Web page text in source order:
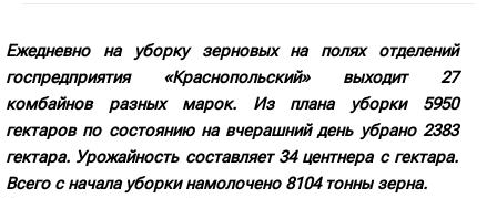
Ежедневно на уборку зерновых на полях отделений
госпредприятия «Краснопольский» выходит 27
комбайнов разных марок. Из плана уборки 5950
гектаров по состоянию на вчерашний день убрано 2383
гектара. Урожайность составляет 34 центнера с гектара.
Всего с начала уборки намолочено 8104 тонны зерна.